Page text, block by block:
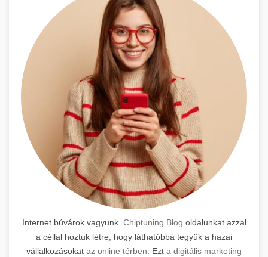
Internet búvárok vagyunk. Chiptuning Blog oldalunkat azzal
a céllal hoztuk létre, hogy láthatóbbá tegyük a hazai
vállalkozásokat az online térben . Ezt a digitális marketing